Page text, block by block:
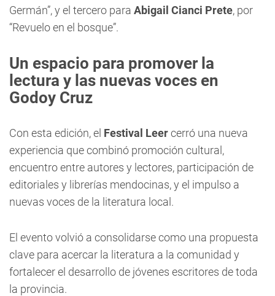
Germán”, y el tercero para Abigail Cianci Prete, por
“Revuelo en el bosque”.
Un espacio para promover la
lectura y las nuevas voces en
Godoy Cruz
Con esta edición, el Festival Leercerró una nueva
experiencia que combinó promoción cultural,
encuentro entre autores y lectores, participación de
editoriales y librerías mendocinas, y el impulso a
nuevas voces de la literatura local.
El evento volvió a consolidarse como una propuesta
clave para acercar la literatura a la comunidad y
fortalecer el desarrollo de jóvenes escritores de toda
la provincia.